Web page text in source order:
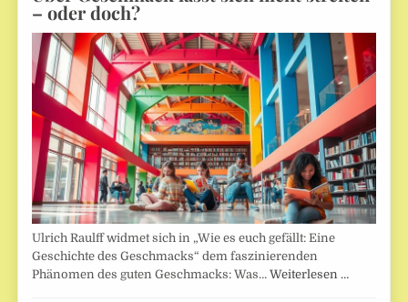
– oder doch?
Ulrich Raulff widmet sich in „Wie es euch gefällt: Eine
Geschichte des Geschmacks“ dem faszinierenden
Phänomen des guten Geschmacks: Was…Weiterlesen …